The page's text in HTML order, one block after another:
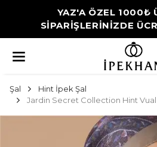
YAZ'A ÖZEL 1000₺
SİPARİŞLERİNİZDE
Şal
Hint İpek Şal
Jardin Secret Collection Hint Vual